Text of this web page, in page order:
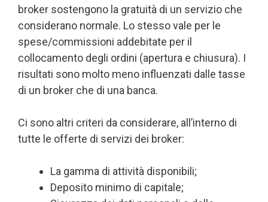
broker sostengono la gratuità di un servizio che
considerano normale. Lo stesso vale per le
spese/commissioni addebitate per il
collocamento degli ordini (apertura e chiusura). I
risultati sono molto meno influenzati dalle tasse
di un broker che di una banca.
Ci sono altri criteri da considerare, all’interno di
tutte le offerte di servizi dei broker:
La gamma di attività disponibili;
Deposito minimo di capitale;